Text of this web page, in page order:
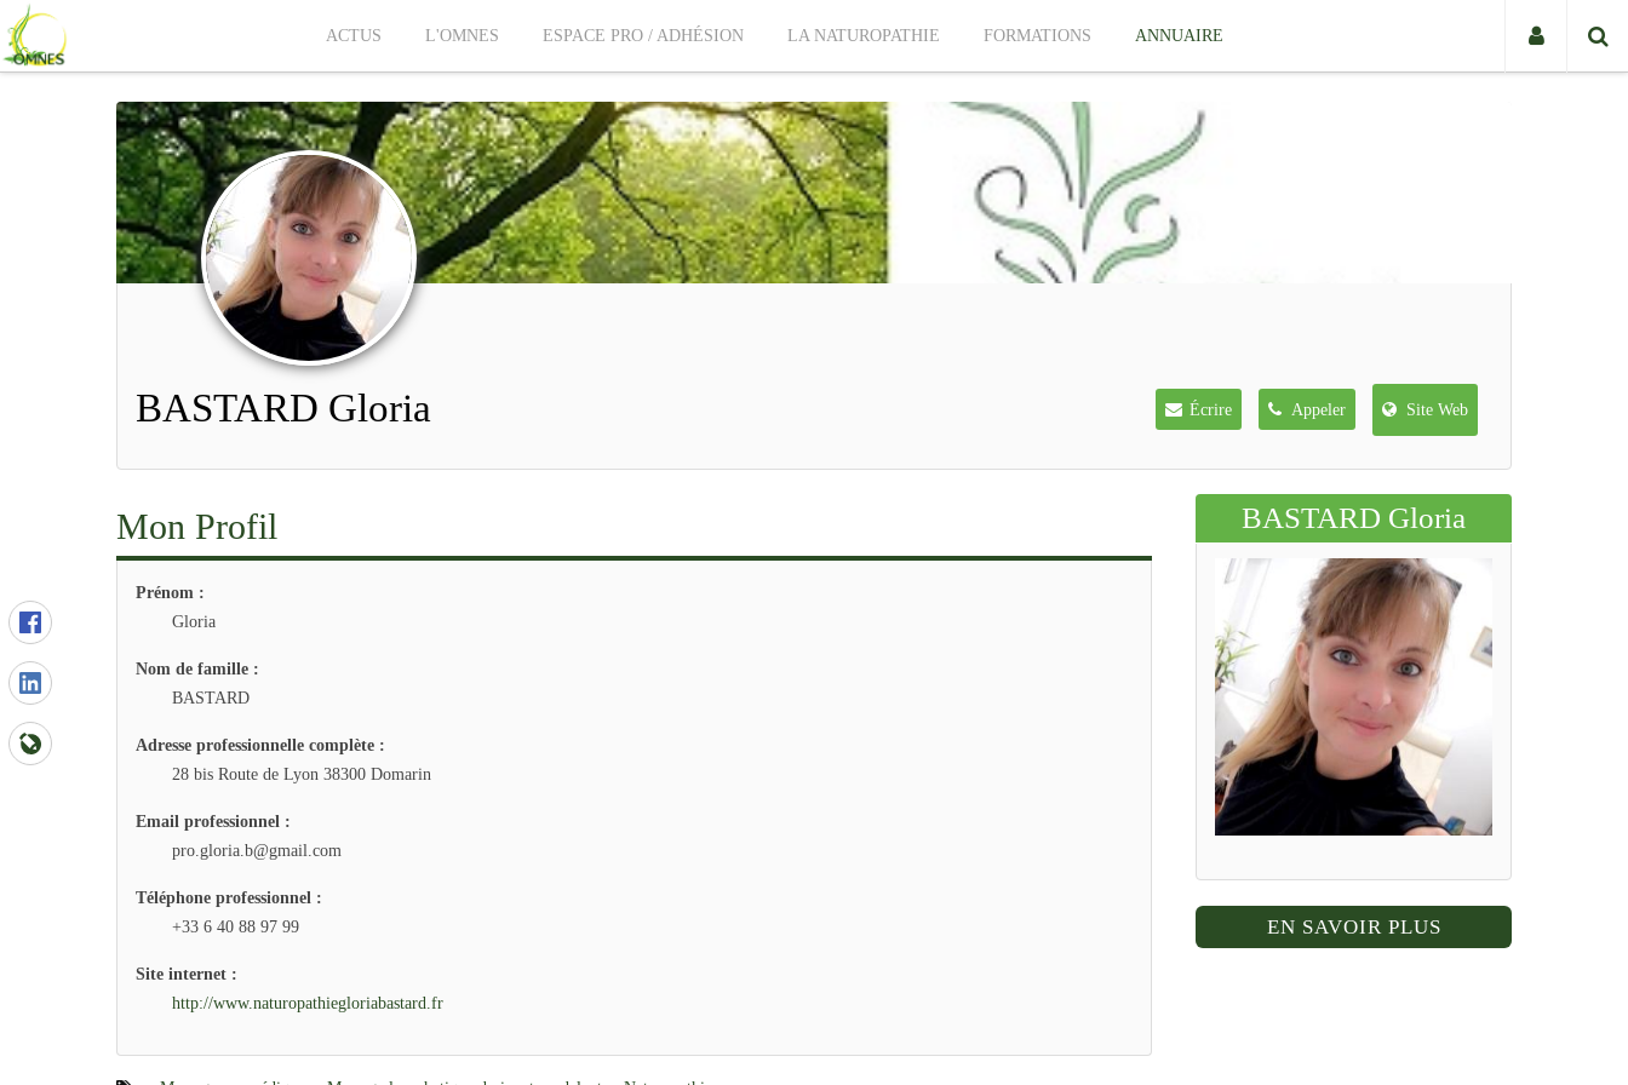
ACTUS L'OMNES ESPACE PRO / ADHÉSION LA NATUROPATHIE FORMATIONS ANNUAIRE
BASTARD Gloria Écrire Appeler Site Web
Mon Profil
Prénom :
Gloria
Nom de famille :
BASTARD
Adresse professionnelle complète :
28 bis Route de Lyon 38300 Domarin
Email professionnel :
pro.gloria.b@gmail.com
Téléphone professionnel :
+33 6 40 88 97 99
Site internet :
http://www.naturopathiegloriabastard.fr
BASTARD Gloria
EN SAVOIR PLUS